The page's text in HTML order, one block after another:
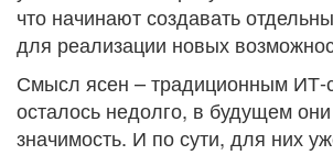
что начинают создавать
для реализации новых
Смысл ясен – традиционным ИТ-
осталось недолго, в будущем
значимость. И по сути, для них